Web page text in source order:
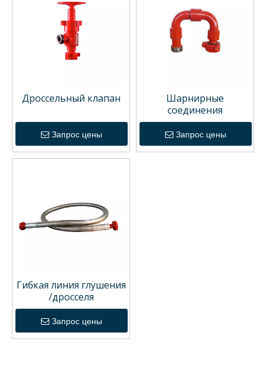
Дроссельный клапан
Запрос цены
Шарнирные
соединения
Запрос цены
Гибкая линия глушения
/дросселя
Запрос цены